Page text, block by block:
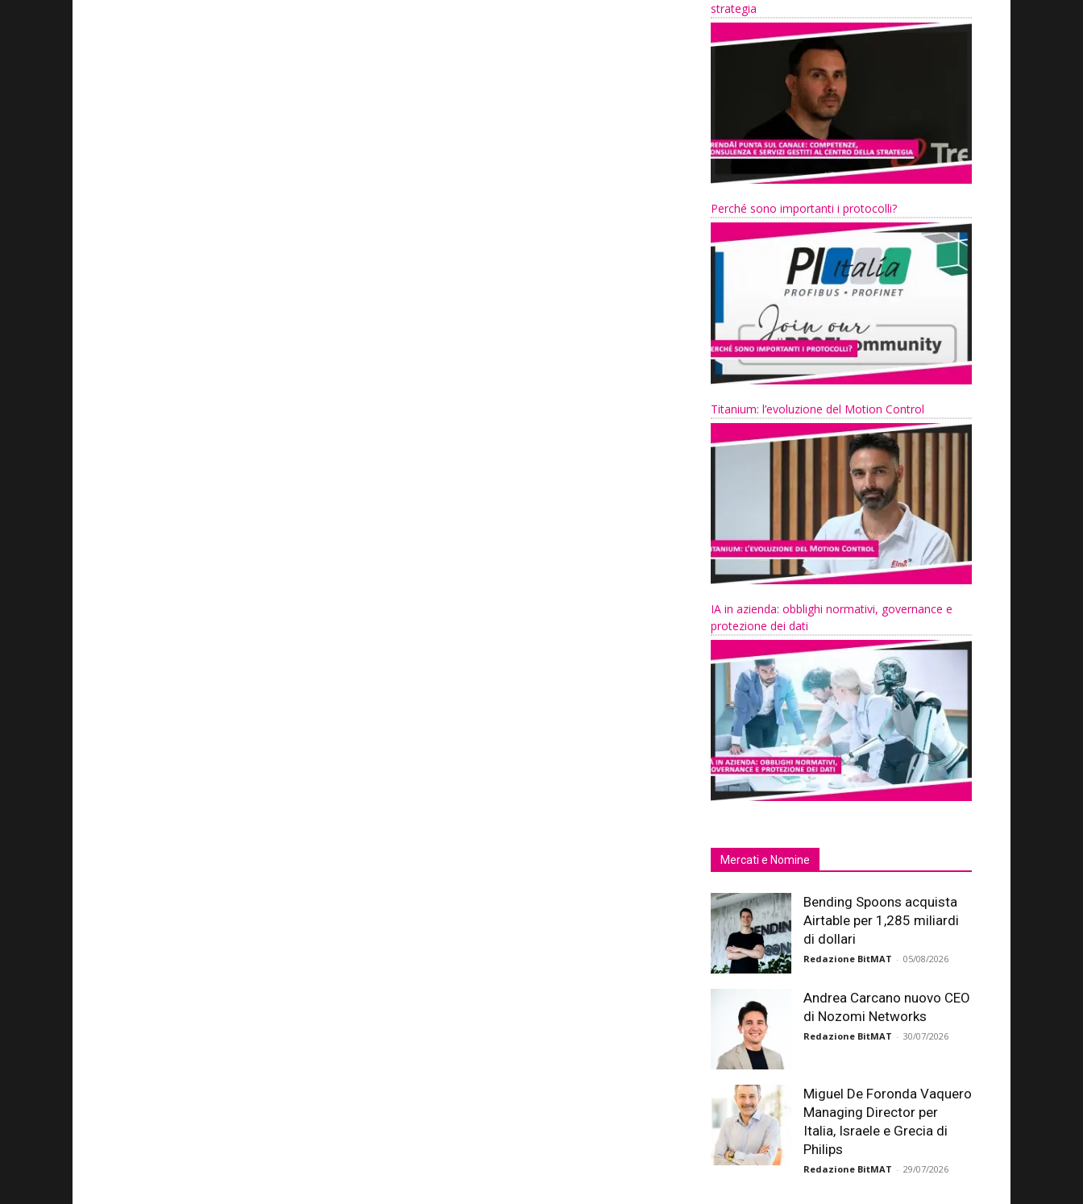
strategia
Perché sono importanti i protocolli?
Titanium: l’evoluzione del Motion Control
IA in azienda: obblighi normativi, governance e
protezione dei dati
Mercati e Nomine
Bending Spoons acquista
Airtable per 1,285 miliardi
di dollari
Redazione BitMAT - 05/08/2026
Andrea Carcano nuovo CEO
di Nozomi Networks
Redazione BitMAT - 30/07/2026
Miguel De Foronda Vaquero
Managing Director per
Italia, Israele e Grecia di
Philips
Redazione BitMAT - 29/07/2026